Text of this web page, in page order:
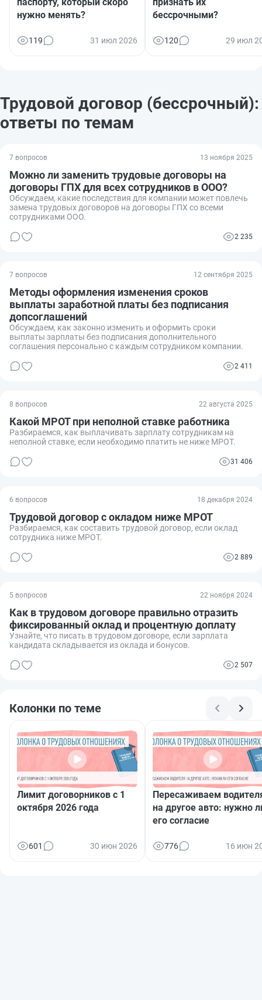
нужно менять?
119 31 июл 2026
бессрочными?
120 29 июл
Трудовой договор (бессрочный):
ответы по темам
7 вопросов 13 ноября 2025
Можно ли заменить трудовые договоры на
договоры ГПХ для всех сотрудников в ООО?
Обсуждаем, какие последствия для компании может повлечь
замена трудовых договоров на договоры ГПХ со всеми
сотрудниками ООО.
2 235
7 вопросов 12 сентября 2025
Методы оформления изменения сроков
выплаты заработной платы без подписания
допсоглашений
Обсуждаем, как законно изменить и оформить сроки
выплаты зарплаты без подписания дополнительного
соглашения персонально с каждым сотрудником компании.
2 411
8 вопросов 22 августа 2025
Какой МРОТ при неполной ставке работника
Разбираемся, как выплачивать зарплату сотрудникам на
неполной ставке, если необходимо платить не ниже МРОТ.
31 406
6 вопросов 18 декабря 2024
Трудовой договор с окладом ниже МРОТ
Разбираемся, как составить трудовой договор, если оклад
сотрудника ниже МРОТ.
2 889
5 вопросов 22 ноября 2024
Как в трудовом договоре правильно отразить
фиксированный оклад и процентную доплату
Узнайте, что писать в трудовом договоре, если зарплата
кандидата складывается из оклада и бонусов.
2 507
Колонки по теме
Лимит договорников с 1
октября 2026 года
601 30 июн 2026
Пересаживаем
на другое авто: нужно
его согласие
776 16 июн